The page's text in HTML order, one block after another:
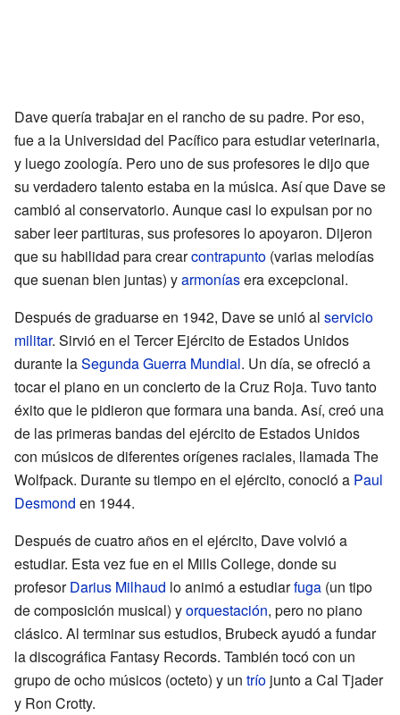
Dave quería trabajar en el rancho de su padre. Por eso,
fue a la Universidad del Pacífico para estudiar veterinaria,
y luego zoología. Pero uno de sus profesores le dijo que
su verdadero talento estaba en la música. Así que Dave se
cambió al conservatorio. Aunque casi lo expulsan por no
saber leer partituras, sus profesores lo apoyaron. Dijeron
que su habilidad para crearcontrapunto (varias melodías
que suenan bien juntas) yarmoníasera excepcional.
Después de graduarse en 1942, Dave se unió al servicio
militar. Sirvió en el Tercer Ejército de Estados Unidos
durante laSegunda Guerra Mundial. Un día, se ofreció a
tocar el piano en un concierto de la Cruz Roja. Tuvo tanto
éxito que le pidieron que formara una banda. Así, creó una
de las primeras bandas del ejército de Estados Unidos
con músicos de diferentes orígenes raciales, llamada The
Wolfpack. Durante su tiempo en el ejército, conoció a Paul
Desmond en 1944.
Después de cuatro años en el ejército, Dave volvió a
estudiar. Esta vez fue en el Mills College, donde su
profesorDarius Milhaud lo animó a estudiarfuga (un tipo
de composición musical) yorquestación, pero no piano
clásico. Al terminar sus estudios, Brubeck ayudó a fundar
la discográfica Fantasy Records. También tocó con un
grupo de ocho músicos (octeto) y un trío junto a Cal Tjader
y Ron Crotty.